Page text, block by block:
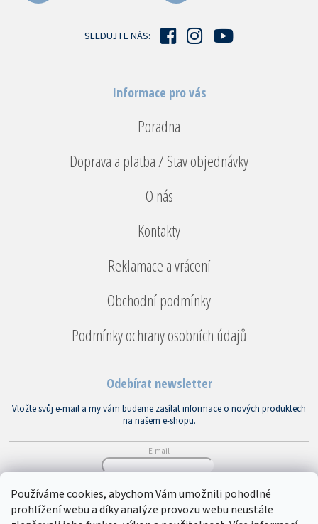
Používáme cookies, abychom Vám umožnili pohodlné
prohlížení webu a díky analýze provozu webu neustále
SLEDUJTE NÁS:
Informace pro vás
Poradna
Doprava a platba / Stav objednávky
O nás
Kontakty
Reklamace a vrácení
Obchodní podmínky
Podmínky ochrany osobních údajů
Odebírat newsletter
Vložte svůj e-mail a my vám budeme zasílat informace o nových produktech
na našem e-shopu.
E-mail
PŘIHLÁSIT SE